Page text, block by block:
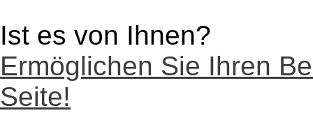
Ist es von Ihnen?
Ermöglichen Sie Ihren
Seite!